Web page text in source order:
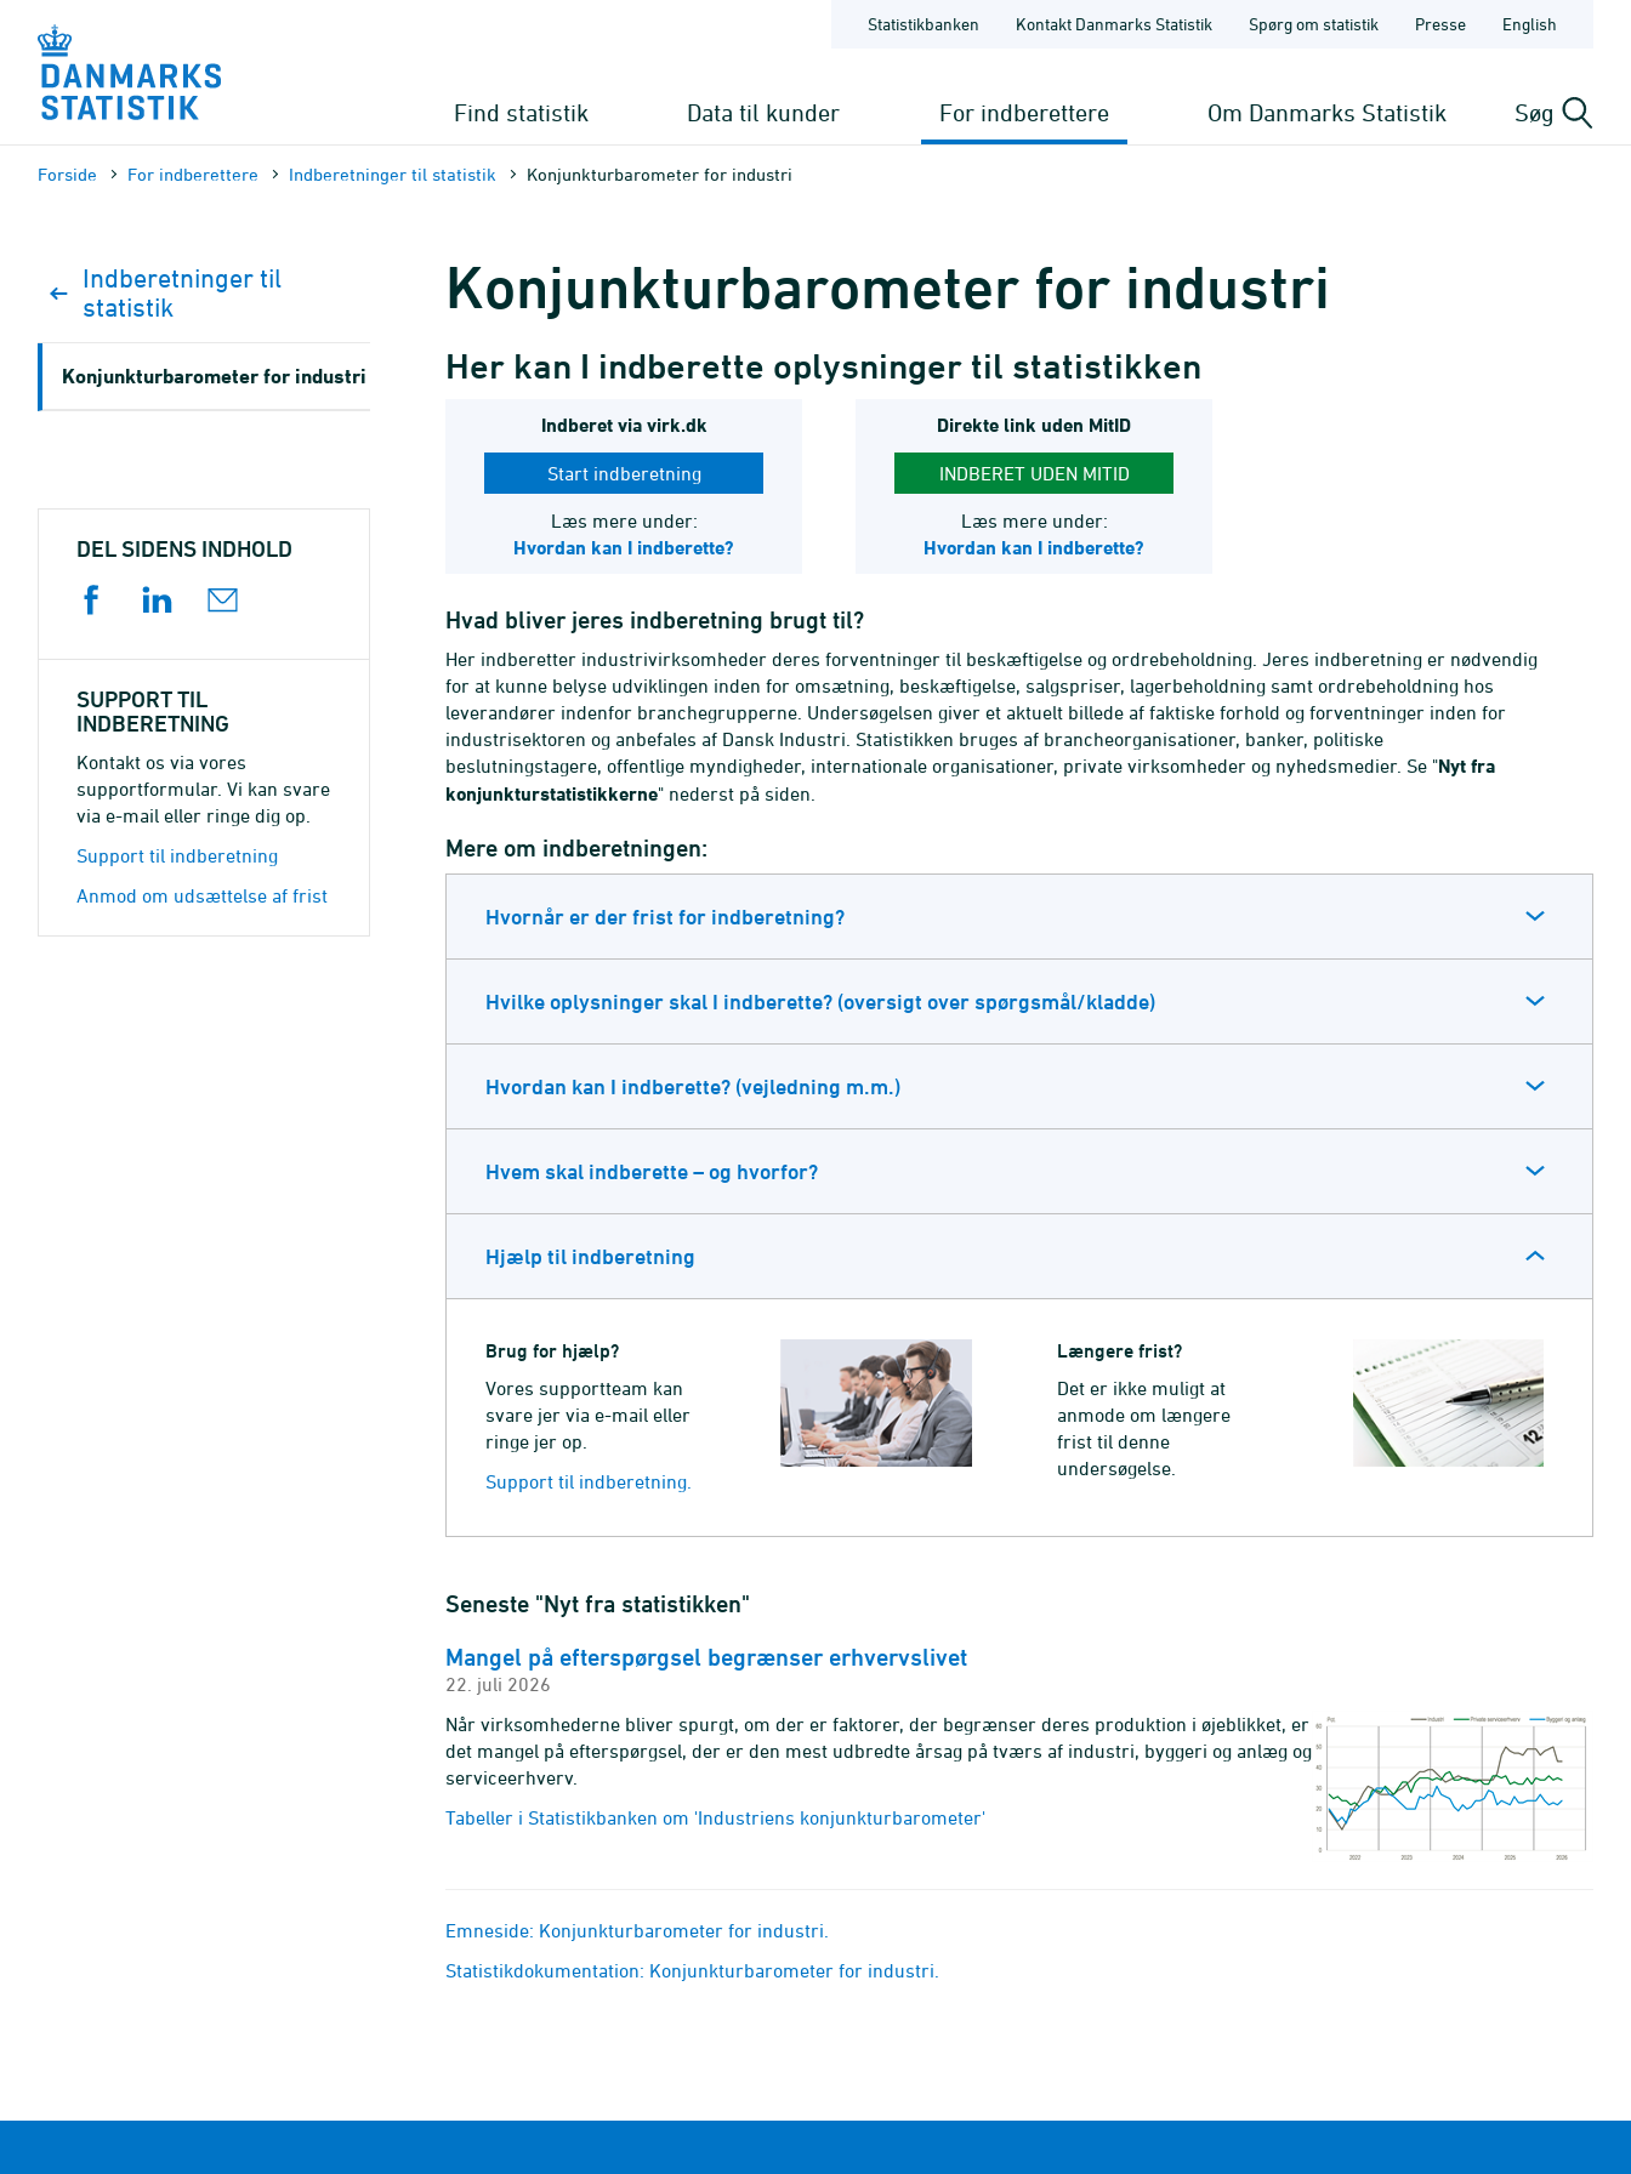
sidens
indhold
Statistikbanken Kontakt Danmarks Statistik Spørg om statistik Presse English
Find statistik Data til kunder For indberettere Om Danmarks Statistik Søg
Forside For indberettere Indberetninger til statistik Konjunkturbarometer for industri
Konjunktur­barometer for industri
Her kan I indberette oplysninger til statistikken
Indberet via virk.dk
Start indberetning
Læs mere under:
Hvordan kan I indberette?
Direkte link uden MitID
INDBERET UDEN MITID
Læs mere under:
Hvordan kan I indberette?
Hvad bliver jeres indberetning brugt til?
Her indberetter industrivirksomheder deres forventninger til beskæftigelse og ordrebeholdning. Jeres indberetning er nødvendig
for at kunne belyse udviklingen inden for omsætning, beskæftigelse, salgspriser, lagerbeholdning samt ordrebeholdning hos
leverandører indenfor branchegrupperne. Undersøgelsen giver et aktuelt billede af faktiske forhold og forventninger inden for
industrisektoren og anbefales af Dansk Industri. Statistikken bruges af brancheorganisationer, banker, politiske
beslutningstagere, offentlige myndigheder, internationale organisationer, private virksomheder og nyhedsmedier. Se "Nyt fra
konjunkturstatistikkerne" nederst på siden.
Mere om indberetningen:
Hvornår er der frist for indberetning?
Hvilke oplysninger skal I indberette? (oversigt over spørgsmål/kladde)
Hvordan kan I indberette? (vejledning m.m.)
Hvem skal indberette – og hvorfor?
Hjælp til indberetning
Brug for hjælp?
Vores supportteam kan
svare jer via e-mail eller
ringe jer op.
Support til indberetning.
Længere frist?
Det er ikke muligt at
anmode om længere
frist til denne
undersøgelse.
Seneste "Nyt fra statistikken"
Mangel på efterspørgsel begrænser erhvervslivet
22. juli 2026
Når virksomhederne bliver spurgt, om der er faktorer, der begrænser deres produktion i øjeblikket, er
det mangel på efterspørgsel, der er den mest udbredte årsag på tværs af industri, byggeri og anlæg og
serviceerhverv.
Tabeller i Statistikbanken om 'Industriens konjunkturbarometer'
Emneside: Konjunkturbarometer for industri.
Statistikdokumentation: Konjunkturbarometer for industri.
Indberetninger til
statistik
Konjunktur­barometer for industri
DEL SIDENS INDHOLD
SUPPORT TIL
INDBERETNING
Kontakt os via vores
supportformular. Vi kan svare
via e-mail eller ringe dig op.
Support til indberetning
Anmod om udsættelse af frist